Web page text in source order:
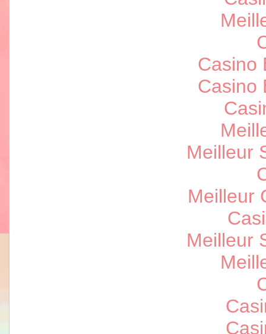
Casino
Casino
Meilleur
Meilleur
Meilleur